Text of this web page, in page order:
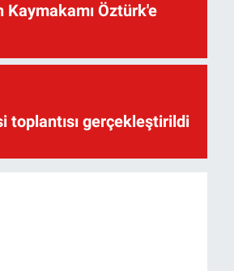
Öztürk'e
toplantısı gerçekleştirildi